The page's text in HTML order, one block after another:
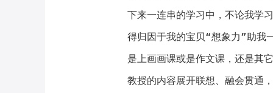
下来一连串的学习中，不论我学
得归因于我的宝贝“想象力”助我
是上画画课或是作文课，还是其
教授的内容展开联想、融会贯通